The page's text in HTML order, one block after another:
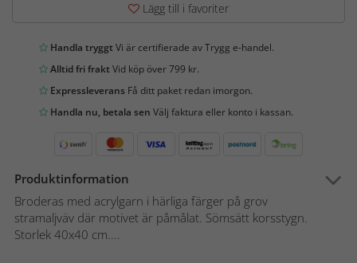
Lägg till i favoriter
Handla tryggtVi är certifierade av Trygg e-handel.
Alltid fri fraktVid köp över 799 kr.
Expressleverans Få ditt paket redan imorgon.
Handla nu, betala sen Välj faktura eller konto i kassan.
Produktinformation
Broderas med acrylgarn i härliga färger på grov
stramaljväv där motivet är påmålat. Sömsätt korsstygn.
Storlek 40x40 cm....